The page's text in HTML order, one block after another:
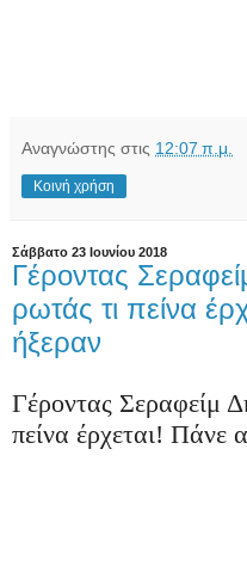
Αναγνώστης στις 12:07 π.μ.
Κοινή χρήση
Σάββατο 23 Ιουνίου 2018
Γέροντας
ρωτάς τι πείνα
ήξεραν
Γέροντας Σεραφείμ
πείνα έρχεται! Πάνε